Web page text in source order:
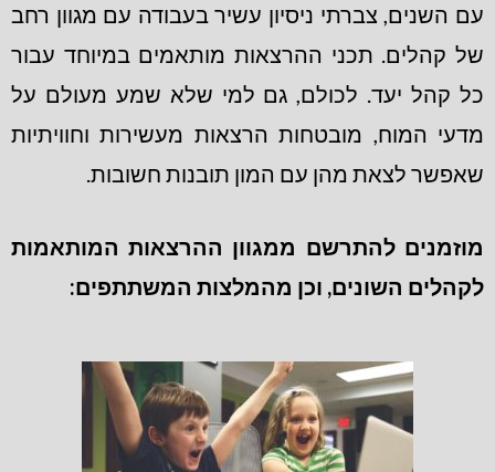
עם השנים, צברתי ניסיון עשיר בעבודה עם מגוון רחב
של קהלים. תכני ההרצאות מותאמים במיוחד עבור
כל קהל יעד. לכולם, גם למי שלא שמע מעולם על
מדעי המוח, מובטחות הרצאות מעשירות וחוויתיות
שאפשר לצאת מהן עם המון תובנות חשובות.
מוזמנים להתרשם ממגוון ההרצאות המותאמות
לקהלים השונים, וכן מהמלצות המשתתפים: